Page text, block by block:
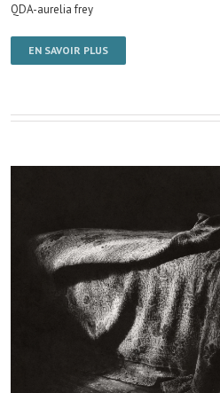
QDA-aurelia frey
EN SAVOIR PLUS